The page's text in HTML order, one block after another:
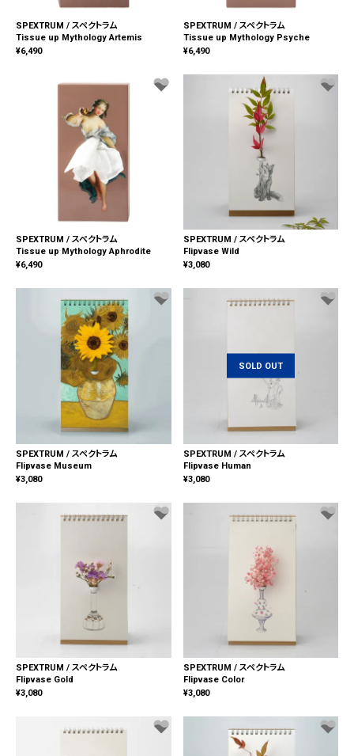
SPEXTRUM / スペクトラム
Tissue up Mythology Artemis
¥6,490
SPEXTRUM / スペクトラム
Tissue up Mythology Psyche
¥6,490
SPEXTRUM / スペクトラム
Tissue up Mythology Aphrodite
¥6,490
SPEXTRUM / スペクトラム
Flipvase Wild
¥3,080
SPEXTRUM / スペクトラム
Flipvase Museum
¥3,080
SOLD OUT
SPEXTRUM / スペクトラム
Flipvase Human
¥3,080
SPEXTRUM / スペクトラム
Flipvase Gold
¥3,080
SPEXTRUM / スペクトラム
Flipvase Color
¥3,080